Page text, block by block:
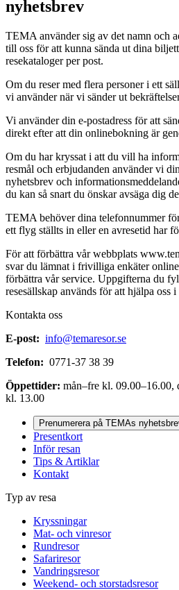
nyhetsbrev
TEMA använder sig av det namn och
till oss för att kunna sända ut dina
resekataloger per post.
Om du reser med flera personer i ett
vi använder när vi sänder ut
Vi använder din e-postadress för att
direkt efter att din onlinebokning är
Om du har kryssat i att du vill ha
resmål och erbjudanden använder vi
nyhetsbrev och
du kan så snart du önskar avsäga dig
TEMA behöver dina telefonnummer
ett flyg ställts in eller en avresetid har
För att förbättra vår webbplats
svar du lämnat i frivilliga enkäter
förbättra vår service. Uppgifterna du
resesällskap används för att hjälpa oss
Kontakta oss
E-post: info@temaresor.se
Telefon: 0771-37 38 39
Öppettider: mån–fre kl. 09.00–16.00,
kl. 13.00
Prenumerera på TEMAs
Presentkort
Inför resan
Tips & Artiklar
Kontakt
Typ av resa
Kryssningar
Mat- och vinresor
Rundresor
Safariresor
Vandringsresor
Weekend- och storstadsresor